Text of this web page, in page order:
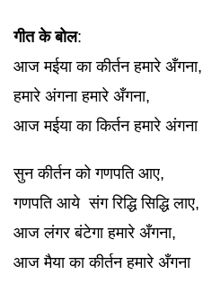
गीत के बोल:
आज मईया का कीर्तन हमारे अँगना,
हमारे अंगना हमारे अँगना,
आज मईया का किर्तन हमारे अंगना
सुन कीर्तन को गणपति आए,
गणपति आये संग रिद्धि सिद्धि लाए,
आज लंगर बंटेगा हमारे अँगना,
आज मैया का कीर्तन हमारे अँगना